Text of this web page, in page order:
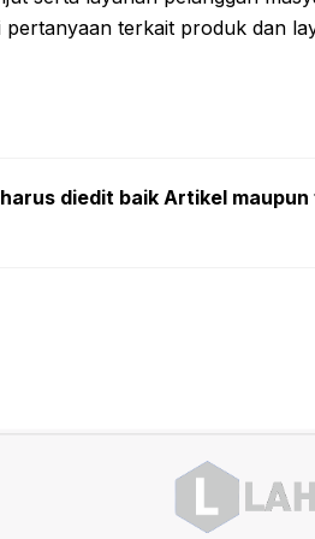
pertanyaan terkait produk dan
diedit baik Artikel